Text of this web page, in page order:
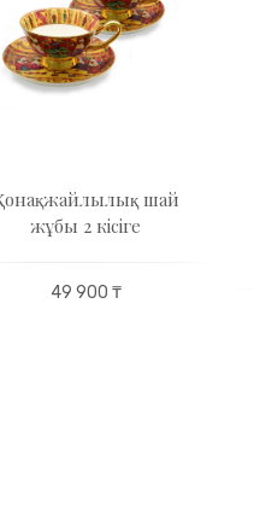
шай
жұбы 2 кісіге
49 900 ₸